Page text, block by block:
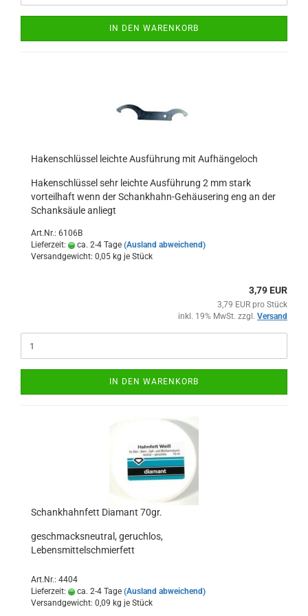
IN DEN WARENKORB
Hakenschlüssel leichte Ausführung mit Aufhängeloch
Hakenschlüssel sehr leichte Ausführung 2 mm stark
vorteilhaft wenn der Schankhahn-Gehäusering eng an der
Schanksäule anliegt
Art.Nr.: 6106B
Lieferzeit:
ca. 2-4 Tage (Ausland abweichend)
Versandgewicht: 0,05 kg je Stück
3,79 EUR
3,79 EUR pro Stück
inkl. 19% MwSt. zzgl. Versand
IN DEN WARENKORB
Schankhahnfett Diamant 70gr.
geschmacksneutral, geruchlos,
Lebensmittelschmierfett
Art.Nr.: 4404
Lieferzeit:
ca. 2-4 Tage (Ausland abweichend)
Versandgewicht: 0,09 kg je Stück